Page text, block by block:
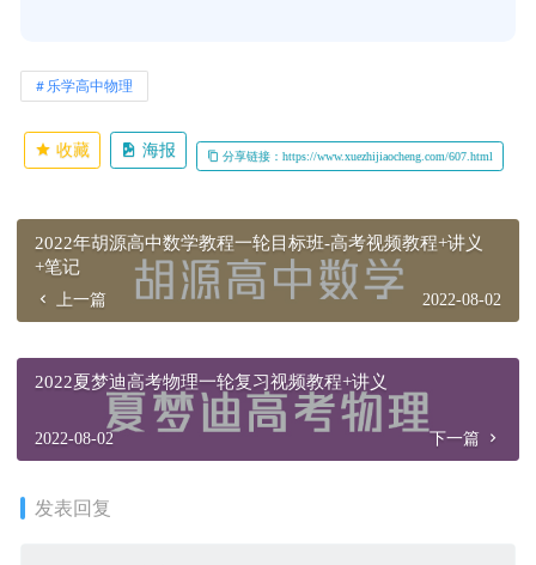
乐学高中物理
收藏 海报 分享链接：https://www.xuezhijiaocheng.com/607.html
2022年胡源高中数学教程一轮目标班-高考视频教程+讲义
+笔记
上一篇 2022-08-02
2022夏梦迪高考物理一轮复习视频教程+讲义
2022-08-02 下一篇
发表回复